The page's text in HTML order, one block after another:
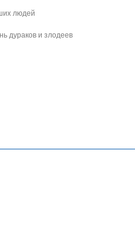
людей
дураков и злодеев